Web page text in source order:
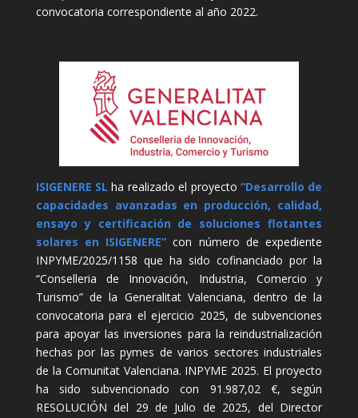
convocatoria correspondiente al año 2022.
ISIGENERE SL ha realizado el proyecto “Desarrollo de
capacidades avanzadas en producción, calidad,
ensayo y certificación de soluciones flotantes
solares en ISIGENERE” con número de expediente
INPYME/2025/1158 que ha sido cofinanciado por la
“Conselleria de Innovación, Industria, Comercio y
Turismo” de la Generalitat Valenciana, dentro de la
convocatoria para el ejercicio 2025, de subvenciones
para apoyar las inversiones para la reindustrialización
hechas por las pymes de varios sectores industriales
de la Comunitat Valenciana. INPYME 2025. El proyecto
ha sido subvencionado con 91.987,02 €, según
RESOLUCIÓN del 29 de Julio de 2025, del Director